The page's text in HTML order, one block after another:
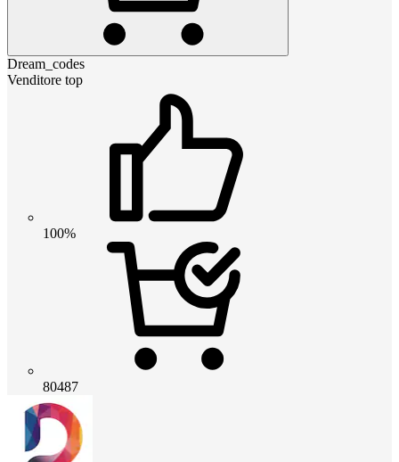
Dream_codes
Venditore top
100%
80487